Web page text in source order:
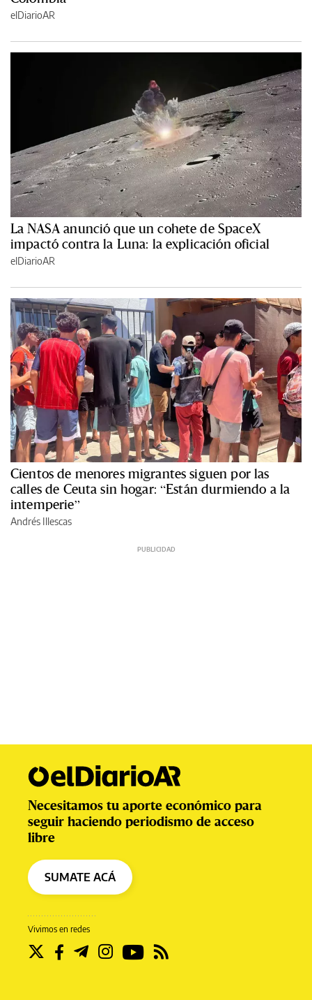
elDiarioAR
La NASA anunció que un cohete de SpaceX
impactó contra la Luna: la explicación oficial
elDiarioAR
Cientos de menores migrantes siguen por las
calles de Ceuta sin hogar: “Están durmiendo a la
intemperie”
Andrés Illescas
Vivimos en redes
Necesitamos tu aporte económico para
seguir haciendo periodismo de acceso
libre
SUMATE ACÁ